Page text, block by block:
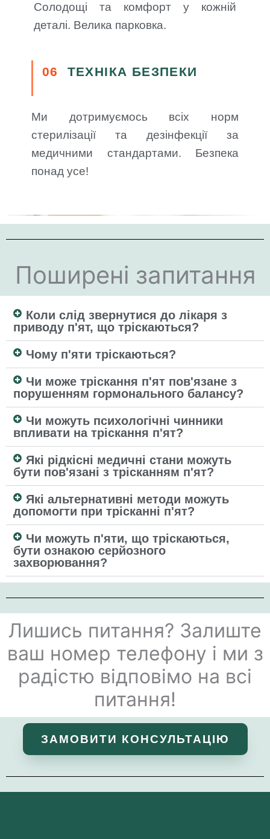
Солодощі та комфорт у кожній
деталі. Велика парковка.
06 ТЕХНІКА БЕЗПЕКИ
Ми дотримуємось всіх норм
стерилізації та дезінфекції за
медичними стандартами. Безпека
понад усе!
Поширені запитання
Коли слід звернутися до лікаря з
приводу п'ят, що тріскаються?
Чому п'яти тріскаються?
Чи може тріскання п'ят пов'язане з
порушенням гормонального балансу?
Чи можуть психологічні чинники
впливати на тріскання п'ят?
Які рідкісні медичні стани можуть
бути пов'язані з трісканням п'ят?
Які альтернативні методи можуть
допомогти при трісканні п'ят?
Чи можуть п'яти, що тріскаються,
бути ознакою серйозного
захворювання?
Лишись питання? Залиште
ваш номер телефону і ми з
радістю відповімо на всі
питання!
ЗАМОВИТИ КОНСУЛЬТАЦІЮ